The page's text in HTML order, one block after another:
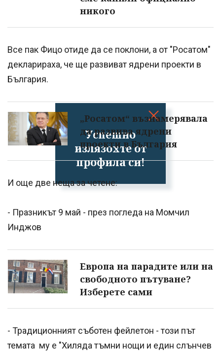
Успешно
излязохте от
профила си!
никого
Все пак Фицо отиде да се поклони, а от "Росатом"
декларираха, че ще развиват ядрени проекти в
България.
„Росатом“ възнамерявала
да развива ядрени
проекти в България
И още две неща за четене:
- Празникът 9 май - през погледа на Момчил
Инджов
Европа на парадите или на
свободното пътуване?
Изберете сами
- Традиционният съботен фейлетон - този път
темата му е "Хиляда тъмни нощи и един слънчев